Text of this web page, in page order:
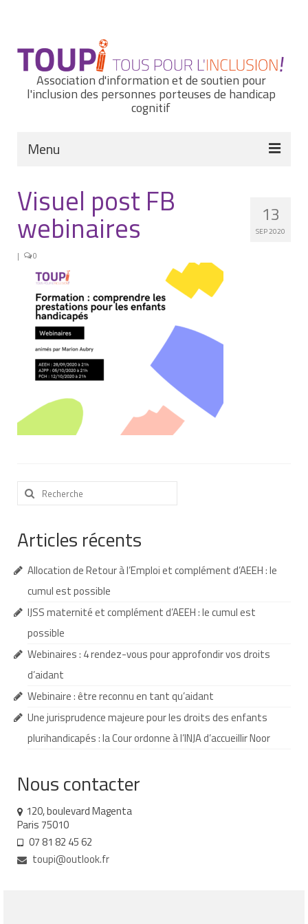
Association d'information et de soutien pour
l'inclusion des personnes porteuses de handicap
cognitif
Menu
Actualités
Nous connaître
Notre histoire
Nos missions et nos valeurs
Notre équipe
Nous contacter
Nos partenaires
Nos livres
Nos livres adaptés
Soins bucco-dentaires
Aide aux démarches
Demande d’allocations
Taux de handicap et carte d’invalidité
Autres aides financières
Aides municipales
Aides pour les salariés du privé
Aide exceptionnelle sécurité sociale
Aide aux démarches relatives à la
scolarisation
13
SEP 2020
Visuel post FB
webinaires
| 0
Rechercher
:
Articles récents
Allocation de Retour à l’Emploi et complément d’AEEH : le
cumul est possible
IJSS maternité et complément d’AEEH : le cumul est
possible
Webinaires : 4 rendez-vous pour approfondir vos droits
d’aidant
Webinaire : être reconnu en tant qu’aidant
Une jurisprudence majeure pour les droits des enfants
plurihandicapés : la Cour ordonne à l’INJA d’accueillir Noor
Nous contacter
120, boulevard Magenta
Paris 75010
07 81 82 45 62
toupi@outlook.fr